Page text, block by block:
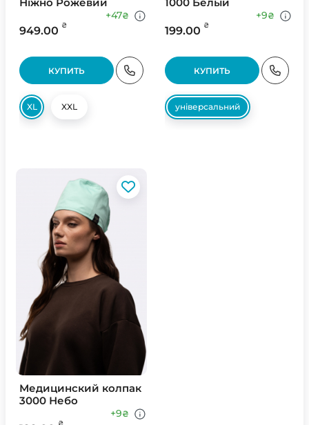
949.00 ₴
+47₴
КУПИТЬ
XL XXL
199.00 ₴
+9₴
КУПИТЬ
універсальний
Медицинский колпак
3000 Небо
+9₴